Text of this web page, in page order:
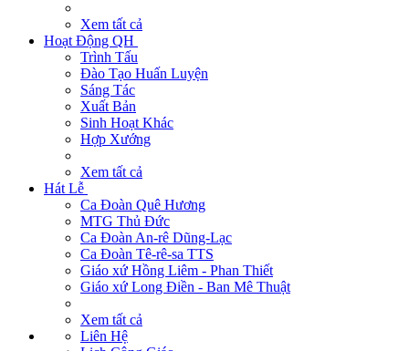
Xem tất cả
Hoạt Động QH
Trình Tấu
Đào Tạo Huấn Luyện
Sáng Tác
Xuất Bản
Sinh Hoạt Khác
Hợp Xướng
Xem tất cả
Hát Lễ
Ca Đoàn Quê Hương
MTG Thủ Đức
Ca Đoàn An-rê Dũng-Lạc
Ca Đoàn Tê-rê-sa TTS
Giáo xứ Hồng Liêm - Phan Thiết
Giáo xứ Long Điền - Ban Mê Thuật
Xem tất cả
Liên Hệ